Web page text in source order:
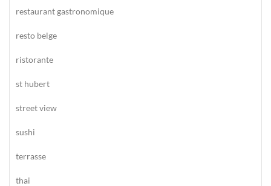
restaurant gastronomique
resto belge
ristorante
st hubert
street view
sushi
terrasse
thai